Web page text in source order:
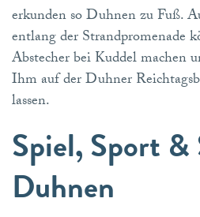
erkunden so Duhnen zu Fuß.
entlang der Strandpromenade
Abstecher bei Kuddel machen
Ihm auf der Duhner
lassen.
Spiel, Sport &
Duhnen